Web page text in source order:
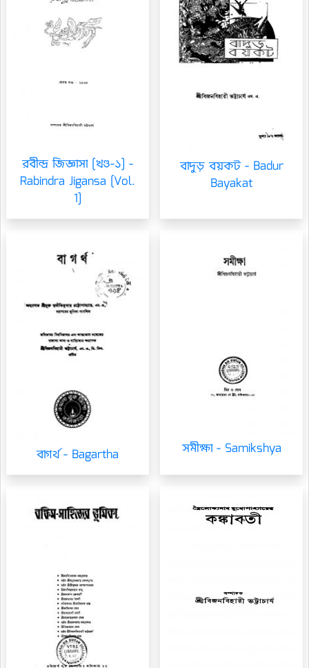
রবীন্দ্র জিজ্ঞাসা [খণ্ড-১] -
Rabindra Jigansa [Vol.
1]
বাদুড় বয়কট - Badur
Bayakat
বাগর্থ - Bagartha সমীক্ষা - Samikshya